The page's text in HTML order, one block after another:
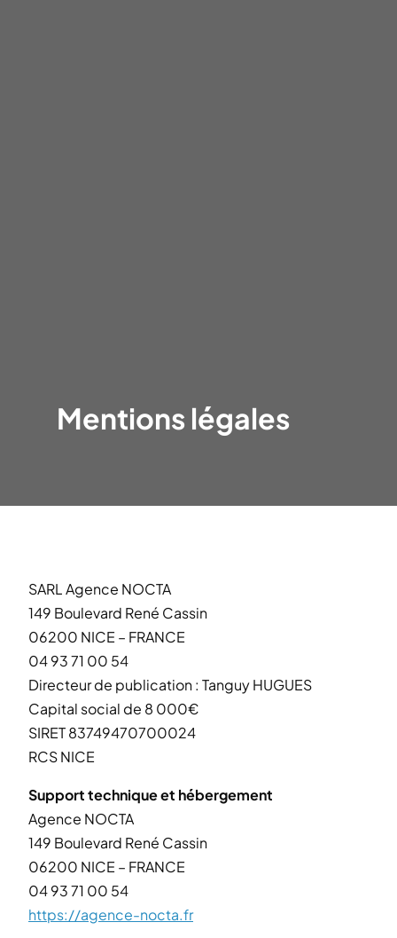
Mentions légales
SARL Agence NOCTA
149 Boulevard René Cassin
06200 NICE – FRANCE
04 93 71 00 54
Directeur de publication : Tanguy HUGUES
Capital social de 8 000€
SIRET 83749470700024
RCS NICE
Support technique et hébergement
Agence NOCTA
149 Boulevard René Cassin
06200 NICE – FRANCE
04 93 71 00 54
https://agence-nocta.fr